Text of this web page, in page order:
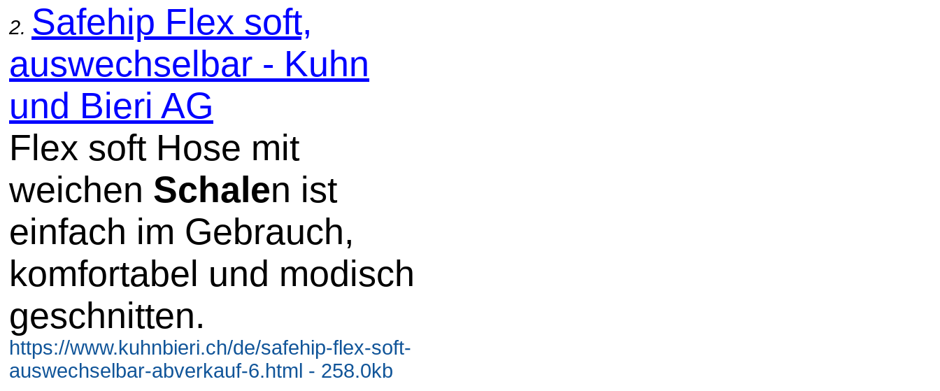
2. Safehip Flex soft,
auswechselbar - Kuhn
und Bieri AG
Flex soft Hose mit
weichen Schalen ist
einfach im Gebrauch,
komfortabel und modisch
geschnitten.
https://www.kuhnbieri.ch/de/safehip-flex-soft-
auswechselbar-abverkauf-6.html - 258.0kb